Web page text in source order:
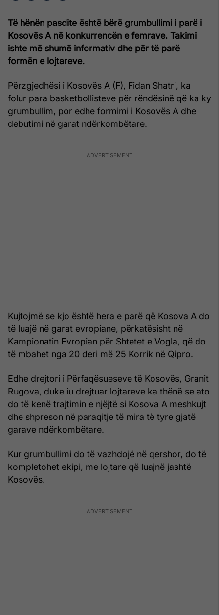
Të hënën pasdite është bërë grumbullimi i parë i
Kosovës A në konkurrencën e femrave. Takimi
ishte më shumë informativ dhe për të parë
formën e lojtareve.
Përzgjedhësi i Kosovës A (F), Fidan Shatri, ka
folur para basketbollisteve për rëndësinë që ka ky
grumbullim, por edhe formimi i Kosovës A dhe
debutimi në garat ndërkombëtare.
Kujtojmë se kjo është hera e parë që Kosova A do
të luajë në garat evropiane, përkatësisht në
Kampionatin Evropian për Shtetet e Vogla, që do
të mbahet nga 20 deri më 25 Korrik në Qipro.
Edhe drejtori i Përfaqësueseve të Kosovës, Granit
Rugova, duke iu drejtuar lojtareve ka thënë se ato
do të kenë trajtimin e njëjtë si Kosova A meshkujt
dhe shpreson në paraqitje të mira të tyre gjatë
garave ndërkombëtare.
Kur grumbullimi do të vazhdojë në qershor, do të
kompletohet ekipi, me lojtare që luajnë jashtë
Kosovës.